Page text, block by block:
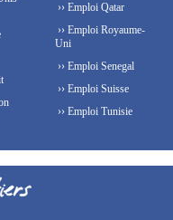
›› Emploi Qatar
›› Emploi Royaume-
Uni
›› Emploi Senegal
›› Emploi Suisse
›› Emploi Tunisie